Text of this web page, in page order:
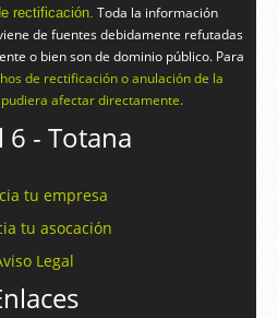
rectificación. Toda la información
de fuentes debidamente refutadas
o bien son de dominio público. Para
de rectificación o anulación de la
afectar directamente.
6 - Totana
tu empresa
tu asocación
Legal